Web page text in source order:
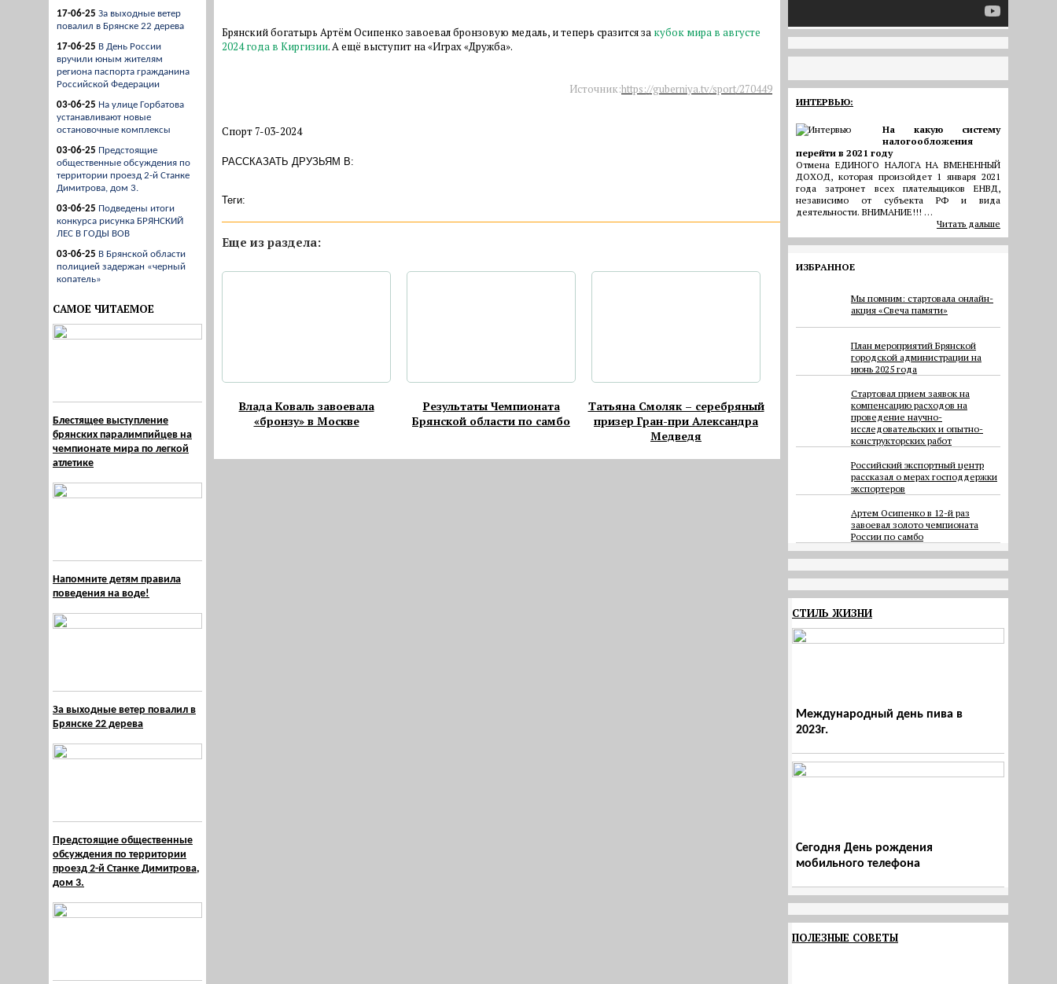
17-06-25 За выходные ветер
повалил в Брянске 22 дерева
17-06-25 В День России
вручили юным жителям
региона паспорта гражданина
Российской Федерации
03-06-25 На улице Горбатова
устанавливают новые
остановочные комплексы
03-06-25 Предстоящие
общественные обсуждения по
территории проезд 2-й Станке
Димитрова, дом 3.
03-06-25 Подведены итоги
конкурса рисунка БРЯНСКИЙ
ЛЕС В ГОДЫ ВОВ
03-06-25 В Брянской области
полицией задержан «черный
копатель»
САМОЕ ЧИТАЕМОЕ
Блестящее выступление
брянских паралимпийцев на
чемпионате мира по легкой
атлетике
Напомните детям правила
поведения на воде!
За выходные ветер повалил в
Брянске 22 дерева
Предстоящие общественные
обсуждения по территории
проезд 2-й Станке Димитрова,
дом 3.
Брянский богатырь Артём Осипенко завоевал бронзовую медаль, и теперь сразится за кубок мира в августе
2024 года в Киргизии. А ещё выступит на «Играх «Дружба».
Источник:https://guberniya.tv/sport/270449
Спорт 7-03-2024
РАССКАЗАТЬ ДРУЗЬЯМ В:
Теги:
Eще из раздела:
Влада Коваль завоевала
«бронзу» в Москве
Результаты Чемпионата
Брянской области по самбо
Татьяна Смоляк – серебряный
призер Гран-при Александра
Медведя
ИНТЕРВЬЮ:
На какую систему
налогообложения
перейти в 2021 году
Отмена ЕДИНОГО НАЛОГА НА ВМЕНЕННЫЙ
ДОХОД, которая произойдет 1 января 2021
года затронет всех плательщиков ЕНВД,
независимо от субъекта РФ и вида
деятельности. ВНИМАНИЕ!!! …
Читать дальше
ИЗБРАННОЕ
Мы помним: стартовала онлайн-
акция «Свеча памяти»
План мероприятий Брянской
городской администрации на
июнь 2025 года
Cтартовал прием заявок на
компенсацию расходов на
проведение научно-
исследовательских и опытно-
конструкторских работ
Российский экспортный центр
рассказал о мерах господдержки
экспортеров
Артем Осипенко в 12-й раз
завоевал золото чемпионата
России по самбо
СТИЛЬ ЖИЗНИ
Международный день пива в
2023г.
Сегодня День рождения
мобильного телефона
ПОЛЕЗНЫЕ СОВЕТЫ